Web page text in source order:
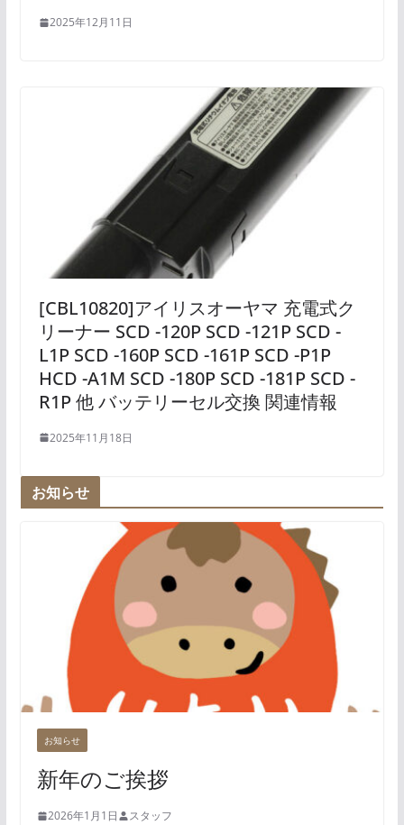
2025年12月11日
[CBL10820]アイリスオーヤマ 充電式ク
リーナー SCD -120P SCD -121P SCD -
L1P SCD -160P SCD -161P SCD -P1P
HCD -A1M SCD -180P SCD -181P SCD -
R1P 他 バッテリーセル交換 関連情報
2025年11月18日
お知らせ
お知らせ
新年のご挨拶
2026年1月1日 スタッフ